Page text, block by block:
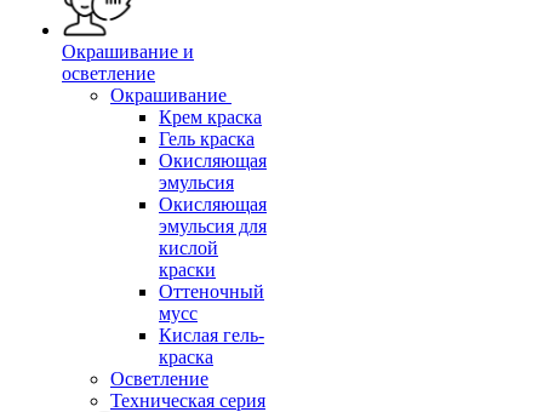
Окрашивание и
осветление
Окрашивание
Крем краска
Гель краска
Окисляющая
эмульсия
Окисляющая
эмульсия для
кислой
краски
Оттеночный
мусс
Кислая гель-
краска
Осветление
Техническая серия